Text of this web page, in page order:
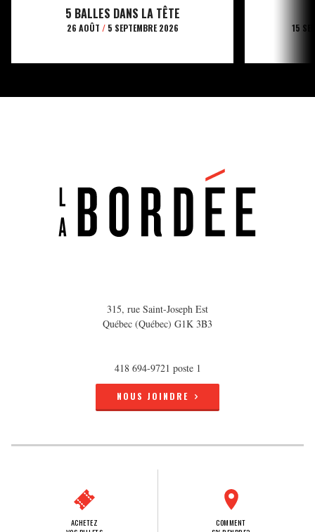
5 BALLES DANS LA TÊTE
26 AOÛT /5 SEPTEMBRE 2026 15
315, rue Saint-Joseph Est
Québec (Québec) G1K 3B3
418 694-9721 poste 1
NOUS JOINDRE
ACHETEZ
COMMENT